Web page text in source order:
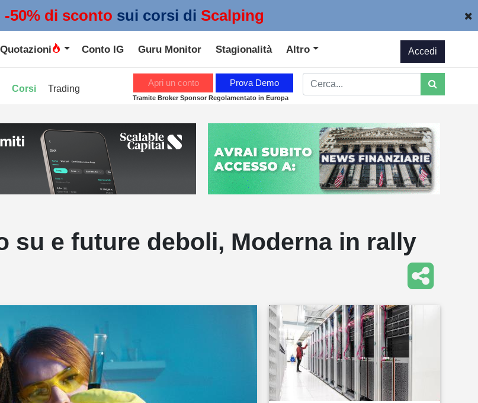
-50% di sconto sui corsi di Scalping
Quotazioni Conto IG Guru Monitor Stagionalità Altro Accedi
Corsi Trading
Apri un conto Prova Demo
Tramite Broker Sponsor Regolamentato in Europa
su e future deboli, Moderna in rally